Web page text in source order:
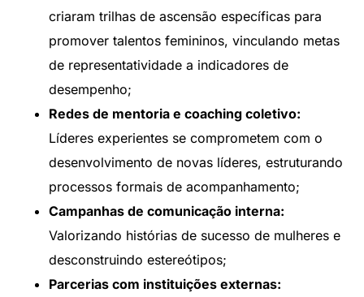
criaram trilhas de ascensão específicas para
promover talentos femininos, vinculando metas
de representatividade a indicadores de
desempenho;
Redes de mentoria e coaching coletivo:
Líderes experientes se comprometem com o
desenvolvimento de novas líderes, estruturando
processos formais de acompanhamento;
Campanhas de comunicação interna:
Valorizando histórias de sucesso de mulheres e
desconstruindo estereótipos;
Parcerias com instituições externas: